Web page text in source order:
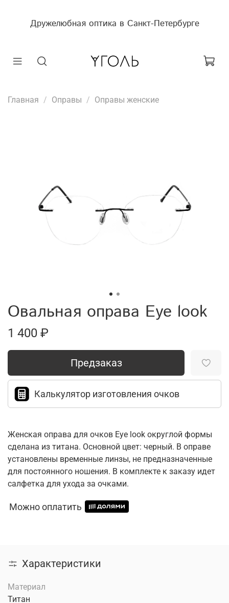
Дружелюбная оптика в Санкт-Петербурге
Главная Оправы Оправы женские
Овальная оправа Eye look
1 400 ₽
Предзаказ
Калькулятор изготовления очков
Женская оправа для очков Eye look округлой формы
сделана из титана. Основной цвет: черный. В оправе
установлены временные линзы, не предназначенные
для постоянного ношения. В комплекте к заказу идет
салфетка для ухода за очками.
Можно оплатить
Характеристики
Материал
Титан